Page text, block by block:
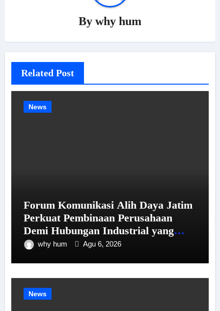
By why hum
Related Post
News
Forum Komunikasi Alih Daya Jatim
Perkuat Pembinaan Perusahaan
Demi Hubungan Industrial yang
Harmonis
why hum Agu 6, 2026
News